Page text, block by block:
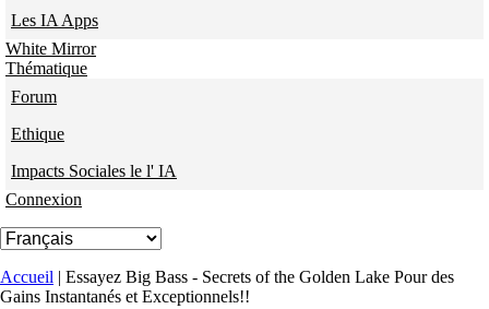
Les IA Apps
White Mirror
Thématique
Forum
Ethique
Impacts Sociales le l' IA
Connexion
Vous êtes ici
Accueil | Essayez Big Bass - Secrets of the Golden Lake Pour des
Gains Instantanés et Exceptionnels!!